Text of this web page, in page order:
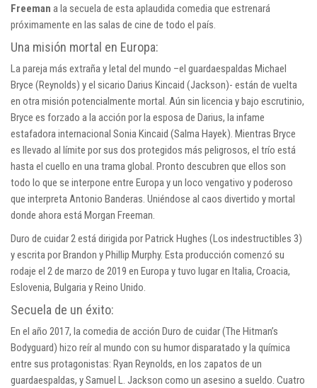
Freeman a la secuela de esta aplaudida comedia que estrenará
próximamente en las salas de cine de todo el país.
Una misión mortal en Europa:
La pareja más extraña y letal del mundo –el guardaespaldas Michael
Bryce (Reynolds) y el sicario Darius Kincaid (Jackson)- están de vuelta
en otra misión potencialmente mortal. Aún sin licencia y bajo escrutinio,
Bryce es forzado a la acción por la esposa de Darius, la infame
estafadora internacional Sonia Kincaid (Salma Hayek). Mientras Bryce
es llevado al límite por sus dos protegidos más peligrosos, el trío está
hasta el cuello en una trama global. Pronto descubren que ellos son
todo lo que se interpone entre Europa y un loco vengativo y poderoso
que interpreta Antonio Banderas. Uniéndose al caos divertido y mortal
donde ahora está Morgan Freeman.
Duro de cuidar 2 está dirigida por Patrick Hughes (Los indestructibles 3)
y escrita por Brandon y Phillip Murphy. Esta producción comenzó su
rodaje el 2 de marzo de 2019 en Europa y tuvo lugar en Italia, Croacia,
Eslovenia, Bulgaria y Reino Unido.
Secuela de un éxito:
En el año 2017, la comedia de acción Duro de cuidar (The Hitman’s
Bodyguard) hizo reír al mundo con su humor disparatado y la química
entre sus protagonistas: Ryan Reynolds, en los zapatos de un
guardaespaldas, y Samuel L. Jackson como un asesino a sueldo. Cuatro